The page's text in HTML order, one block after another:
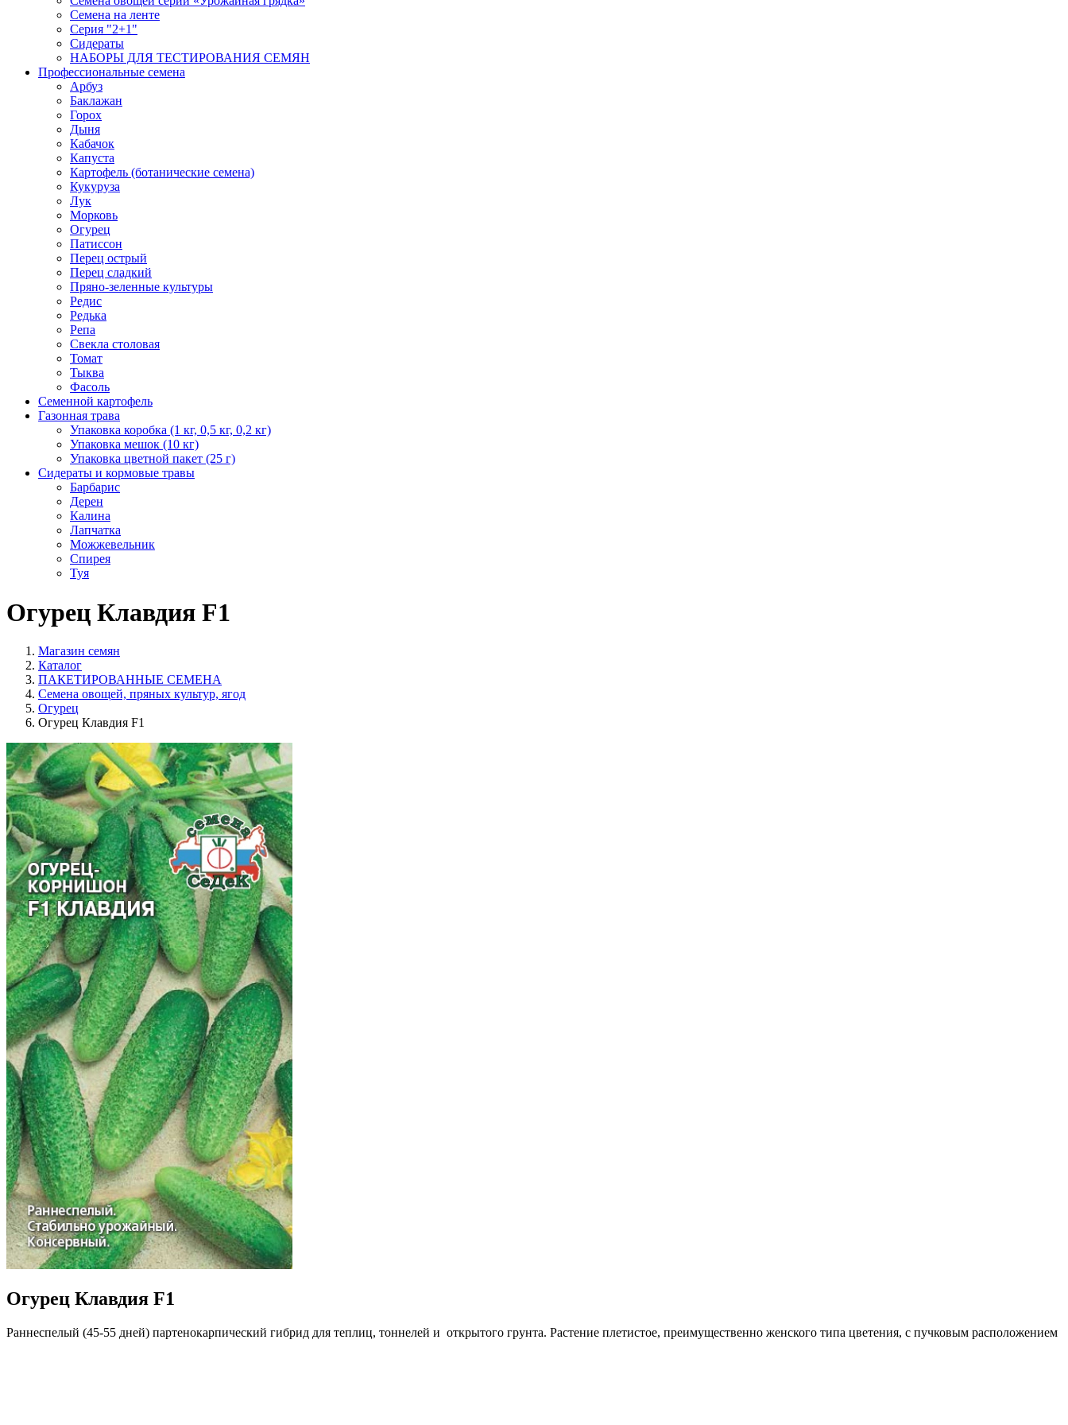
Семена на ленте
Серия "2+1"
Сидераты
НАБОРЫ ДЛЯ ТЕСТИРОВАНИЯ СЕМЯН
Профессиональные семена
Арбуз
Баклажан
Горох
Дыня
Кабачок
Капуста
Картофель (ботанические семена)
Кукуруза
Лук
Морковь
Огурец
Патиссон
Перец острый
Перец сладкий
Пряно-зеленные культуры
Редис
Редька
Репа
Свекла столовая
Томат
Тыква
Фасоль
Семенной картофель
Газонная трава
Упаковка коробка (1 кг, 0,5 кг, 0,2 кг)
Упаковка мешок (10 кг)
Упаковка цветной пакет (25 г)
Сидераты и кормовые травы
Барбарис
Дерен
Калина
Лапчатка
Можжевельник
Спирея
Туя
Огурец Клавдия F1
Магазин семян
Каталог
ПАКЕТИРОВАННЫЕ СЕМЕНА
Семена овощей, пряных культур, ягод
Огурец
Огурец Клавдия F1
Огурец Клавдия F1
Раннеспелый (45-55 дней) партенокарпический гибрид для теплиц, тоннелей и открытого грунта. Растение плетистое, преимущественно женского типа цветения, с пучковым расположением